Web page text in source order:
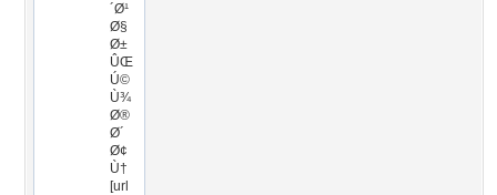
´Ø¹
Ø§
Ø±
ÛŒ
Ú©
Ù¾
Ø®
Ø´
Ø¢
Ù†
[url